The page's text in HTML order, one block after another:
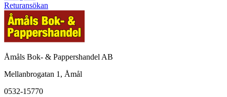
Returansökan
Åmåls Bok- & Pappershandel AB
Mellanbrogatan 1, Åmål
0532-15770